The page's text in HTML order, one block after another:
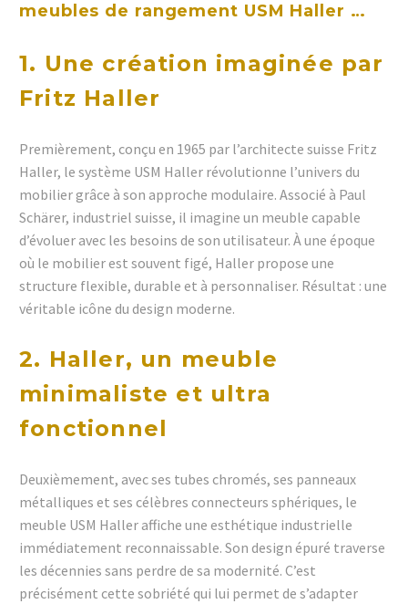
meubles de rangement USM Haller …
1. Une création imaginée par
Fritz Haller
Premièrement, conçu en 1965 par l’architecte suisse Fritz
Haller, le système USM Haller révolutionne l’univers du
mobilier grâce à son approche modulaire. Associé à Paul
Schärer, industriel suisse, il imagine un meuble capable
d’évoluer avec les besoins de son utilisateur. À une époque
où le mobilier est souvent figé, Haller propose une
structure flexible, durable et à personnaliser. Résultat : une
véritable icône du design moderne.
2. Haller, un meuble
minimaliste et ultra
fonctionnel
Deuxièmement, avec ses tubes chromés, ses panneaux
métalliques et ses célèbres connecteurs sphériques, le
meuble USM Haller affiche une esthétique industrielle
immédiatement reconnaissable. Son design épuré traverse
les décennies sans perdre de sa modernité. C’est
précisément cette sobriété qui lui permet de s’adapter